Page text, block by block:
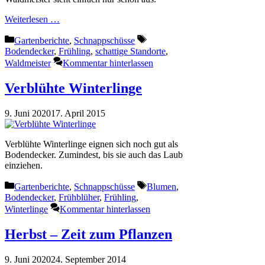
Weiterlesen …
Kategorien
Gartenberichte, Schnappschüsse
Schlagwörter
Bodendecker, Frühling, schattige Standorte,
Waldmeister
Kommentar hinterlassen
Verblühte Winterlinge
9. Juni 202017. April 2015
Verblühte Winterlinge eignen sich noch gut als
Bodendecker. Zumindest, bis sie auch das Laub
einziehen.
Kategorien
Gartenberichte, Schnappschüsse Schlagwörter
Blumen,
Bodendecker, Frühblüher, Frühling,
Winterlinge
Kommentar hinterlassen
Herbst – Zeit zum Pflanzen
9. Juni 202024. September 2014